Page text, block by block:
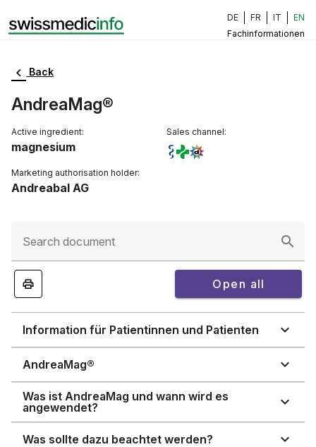
Fachinformationen
DE FR IT EN
Back
AndreaMag®
Active ingredient:
magnesium
Marketing authorisation holder:
Andreabal AG
Sales channel:
Search document
Open all
Information für Patientinnen und Patienten
AndreaMag®
Was ist AndreaMag und wann wird es
angewendet?
Was sollte dazu beachtet werden?